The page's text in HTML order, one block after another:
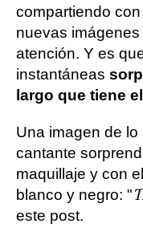
compartiendo
nuevas
atención. Y es
instantáneas
largo que tiene
Una imagen de
cantante
maquillaje y con
blanco y negro: "
este post.